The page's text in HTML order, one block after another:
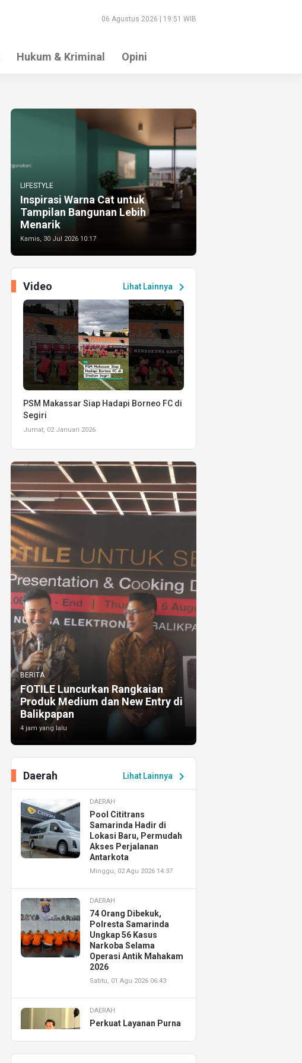
06 Agustus 2026 | 19:51 WIB
Hukum & Kriminal Opini
LIFESTYLE
Inspirasi Warna Cat untuk
Tampilan Bangunan Lebih
Menarik
Kamis, 30 Jul 2026 10:17
Lihat Lainnya chevron_right
Video
PSM Makassar Siap Hadapi Borneo FC di
Segiri
Jumat, 02 Januari 2026
BERITA
FOTILE Luncurkan Rangkaian
Produk Medium dan New Entry di
Balikpapan
4 jam yang lalu
Lihat Lainnya chevron_right
Daerah
DAERAH
Pool Cititrans
Samarinda Hadir di
Lokasi Baru, Permudah
Akses Perjalanan
Antarkota
Minggu, 02 Agu 2026 14:37
DAERAH
74 Orang Dibekuk,
Polresta Samarinda
Ungkap 56 Kasus
Narkoba Selama
Operasi Antik Mahakam
2026
Sabtu, 01 Agu 2026 06:43
DAERAH
Perkuat Layanan Purna
Resmikan AHASS